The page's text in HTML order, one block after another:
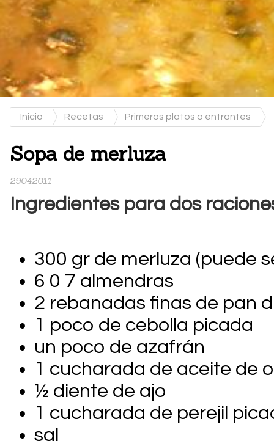
Inicio Recetas Primeros platos o entrantes
Sopa de merluza
29042011
Ingredientes para dos
300 gr de merluza (puede
6 0 7 almendras
2 rebanadas finas de pan
1 poco de cebolla picada
un poco de azafrán
1 cucharada de aceite de
½ diente de ajo
1 cucharada de perejil
sal